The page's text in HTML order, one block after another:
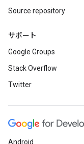
Source repository
サポート
Google Groups
Stack Overflow
Twitter
Android